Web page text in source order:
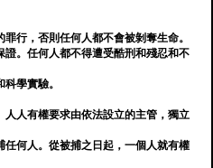
行，否則任何人都不會被剝奪生命。
證。任何人都不得遭受酷刑和殘忍和不
學實驗。
人人有權要求由依法設立的主管，獨立
任何人。從被捕之日起，一個人就有權